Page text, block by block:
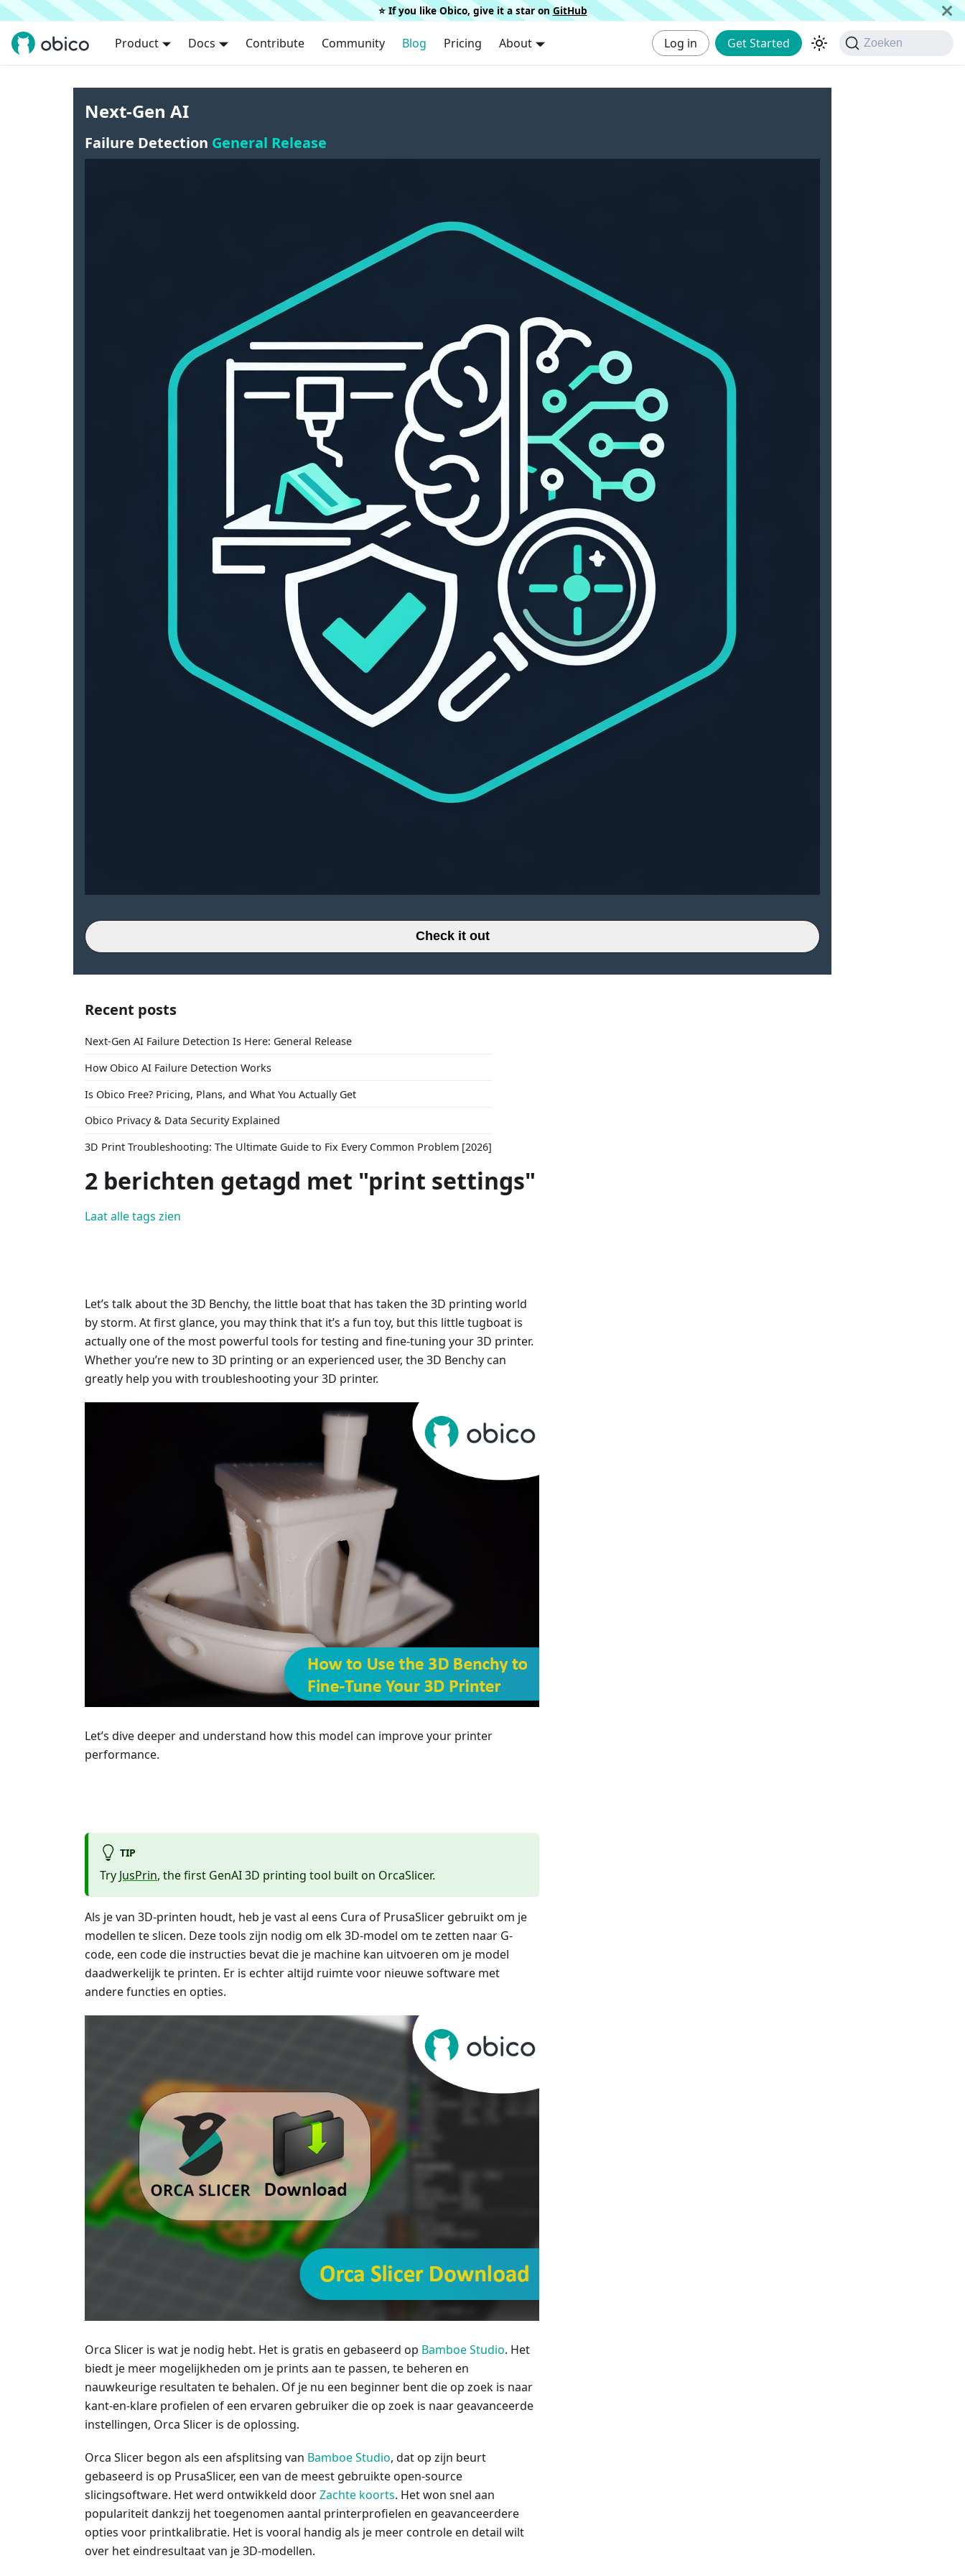
⭐️ If you like Obico, give it a star on GitHub
Product Docs Contribute Community Blog Pricing About Log in Get Started Zoeken
Next-Gen AI
Failure Detection General Release
Check it out
Recent posts
Next-Gen AI Failure Detection Is Here: General Release
How Obico AI Failure Detection Works
Is Obico Free? Pricing, Plans, and What You Actually Get
Obico Privacy & Data Security Explained
3D Print Troubleshooting: The Ultimate Guide to Fix Every Common Problem [2026]
2 berichten getagd met "print settings"
Laat alle tags zien
Let’s talk about the 3D Benchy, the little boat that has taken the 3D printing world
by storm. At first glance, you may think that it’s a fun toy, but this little tugboat is
actually one of the most powerful tools for testing and fine-tuning your 3D printer.
Whether you’re new to 3D printing or an experienced user, the 3D Benchy can
greatly help you with troubleshooting your 3D printer.
Let’s dive deeper and understand how this model can improve your printer
performance.
TIP
Try JusPrin, the first GenAI 3D printing tool built on OrcaSlicer.
Als je van 3D-printen houdt, heb je vast al eens Cura of PrusaSlicer gebruikt om je
modellen te slicen. Deze tools zijn nodig om elk 3D-model om te zetten naar G-
code, een code die instructies bevat die je machine kan uitvoeren om je model
daadwerkelijk te printen. Er is echter altijd ruimte voor nieuwe software met
andere functies en opties.
Orca Slicer is wat je nodig hebt. Het is gratis en gebaseerd op Bamboe Studio. Het
biedt je meer mogelijkheden om je prints aan te passen, te beheren en
nauwkeurige resultaten te behalen. Of je nu een beginner bent die op zoek is naar
kant-en-klare profielen of een ervaren gebruiker die op zoek is naar geavanceerde
instellingen, Orca Slicer is de oplossing.
Orca Slicer begon als een afsplitsing van Bamboe Studio, dat op zijn beurt
gebaseerd is op PrusaSlicer, een van de meest gebruikte open-source
slicingsoftware. Het werd ontwikkeld doorZachte koorts. Het won snel aan
populariteit dankzij het toegenomen aantal printerprofielen en geavanceerdere
opties voor printkalibratie. Het is vooral handig als je meer controle en detail wilt
over het eindresultaat van je 3D-modellen.